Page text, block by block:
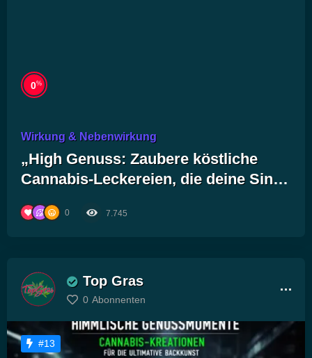
0%
Wirkung & Nebenwirkung
„High Genuss: Zaubere köstliche
Cannabis-Leckereien, die deine Sinne
0 7.745
Top Gras
0 Abonnenten
#13